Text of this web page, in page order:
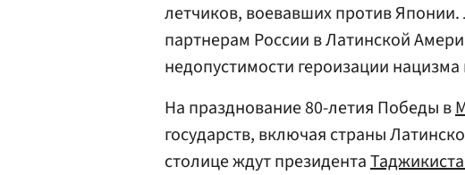
летчиков, воевавших против
партнерам России в Латинской
недопустимости героизации
На празднование 80-летия Победы в
государств, включая страны
столице ждут президента